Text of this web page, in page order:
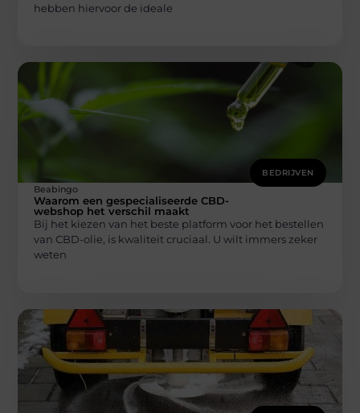
hebben hiervoor de ideale
BEDRIJVEN
Beabingo
Waarom een gespecialiseerde CBD-
webshop het verschil maakt
Bij het kiezen van het beste platform voor het bestellen
van CBD-olie, is kwaliteit cruciaal. U wilt immers zeker
weten